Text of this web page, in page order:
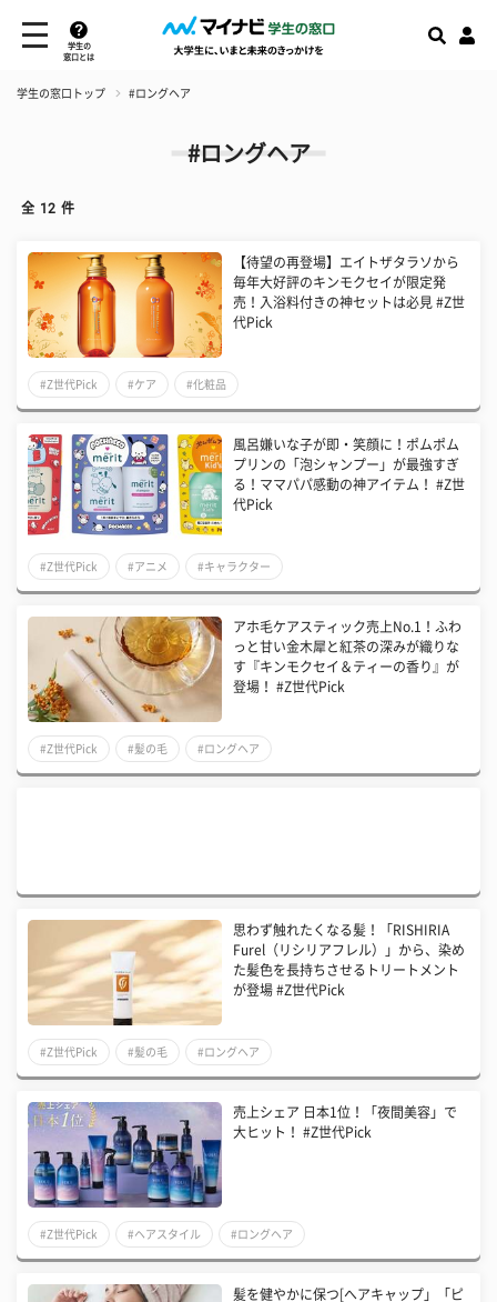
学生の
窓口とは
学生の窓口トップ #ロングヘア
#ロングヘア
全 12 件
【待望の再登場】エイトザタラソから
毎年大好評のキンモクセイが限定発
売！入浴料付きの神セットは必見 #Z世
代Pick
#Z世代Pick #ケア #化粧品
風呂嫌いな子が即・笑顔に！ポムポム
プリンの「泡シャンプー」が最強すぎ
る！ママパパ感動の神アイテム！ #Z世
代Pick
#Z世代Pick #アニメ #キャラクター
アホ毛ケアスティック売上No.1！ふわ
っと甘い金木犀と紅茶の深みが織りな
す『キンモクセイ＆ティーの香り』が
登場！ #Z世代Pick
#Z世代Pick #髪の毛 #ロングヘア
思わず触れたくなる髪！「RISHIRIA
Furel（リシリアフレル）」から、染め
た髪色を長持ちさせるトリートメント
が登場 #Z世代Pick
#Z世代Pick #髪の毛 #ロングヘア
売上シェア 日本1位！「夜間美容」で
大ヒット！ #Z世代Pick
#Z世代Pick #ヘアスタイル #ロングヘア
髪を健やかに保つ[へアキャップ」「ピ